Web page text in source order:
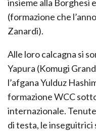
insieme alla Borghesi
(formazione che
Zanardi).
Alle loro calcagna si
Yapura (Komugi
l’afgana Yulduz
formazione WCC
internazionale.
di testa, le inseguitrici